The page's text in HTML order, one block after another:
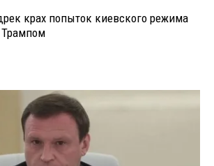
крах попыток киевского режима
Трампом